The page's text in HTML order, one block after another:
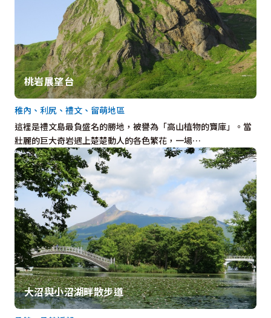
桃岩展望台
這裡是禮文島最負盛名的勝地，被譽為「高山植物的寶庫」。當
壯麗的巨大奇岩遇上楚楚動人的各色繁花，一場…
稚內、利尻、禮文、留萌地區
大沼與小沼湖畔散步道